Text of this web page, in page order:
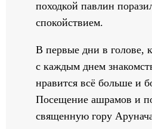
походкой павлин
спокойствием.
В первые дни в голове,
с каждым днем
нравится всё больше и
Посещение ашрамов и
священную гору